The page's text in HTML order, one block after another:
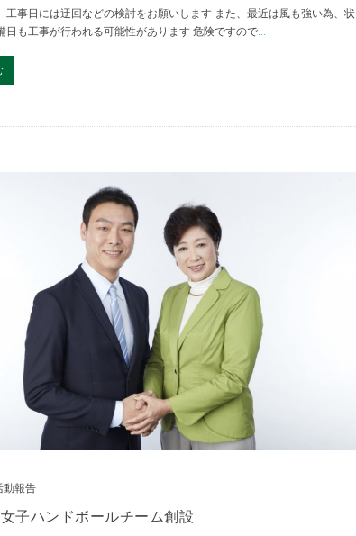
工事日には迂回などの検討をお願いします また、最近は風も強い為、状
日も工事が行われる可能性があります 危険ですので...
動報告
子ハンドボールチーム創設